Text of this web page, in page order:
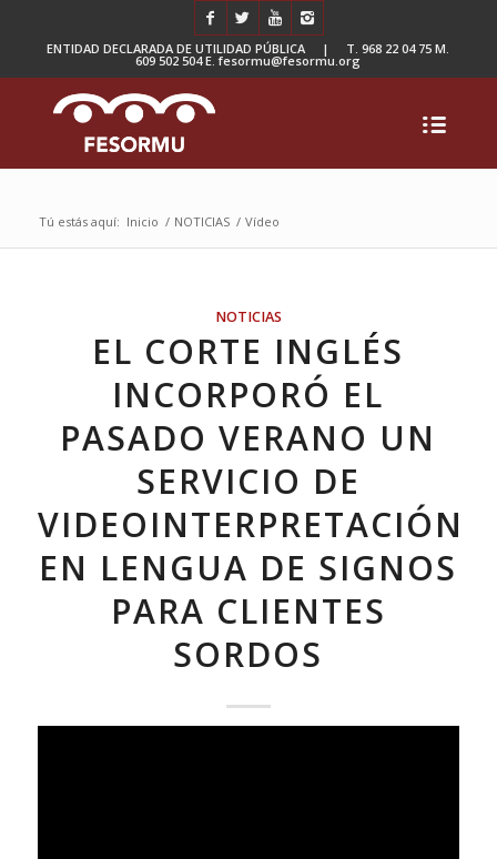
ENTIDAD DECLARADA DE UTILIDAD PÚBLICA | T. 968 22 04 75 M.
609 502 504 E. fesormu@fesormu.org
Tú estás aquí: Inicio / NOTICIAS / Vídeo
NOTICIAS
EL CORTE INGLÉS
INCORPORÓ EL
PASADO VERANO UN
SERVICIO DE
VIDEOINTERPRETACIÓN
EN LENGUA DE SIGNOS
PARA CLIENTES
SORDOS